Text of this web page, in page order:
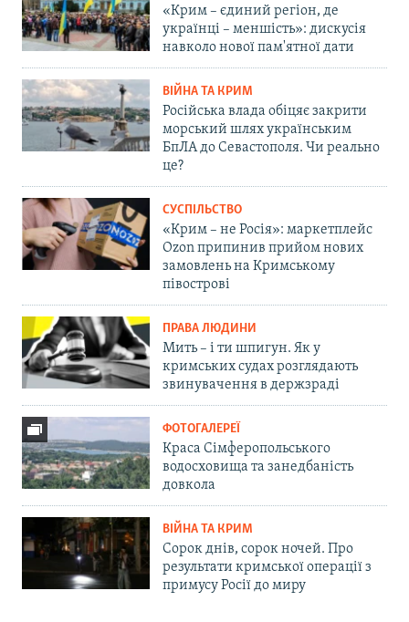
«Крим – єдиний регіон, де
українці – меншість»: дискусія
навколо нової пам'ятної дати
ВІЙНА ТА КРИМ
Російська влада обіцяє закрити
морський шлях українським
БпЛА до Севастополя. Чи реально
це?
СУСПІЛЬСТВО
«Крим – не Росія»: маркетплейс
Ozon припинив прийом нових
замовлень на Кримському
півострові
ПРАВА ЛЮДИНИ
Мить – і ти шпигун. Як у
кримських судах розглядають
звинувачення в держзраді
ФОТОГАЛЕРЕЇ
Краса Сімферопольського
водосховища та занедбаність
довкола
ВІЙНА ТА КРИМ
Сорок днів, сорок ночей. Про
результати кримської операції з
примусу Росії до миру